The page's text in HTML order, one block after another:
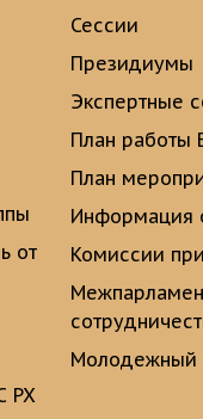
от
РХ
Сессии
Президиумы
Экспертные
План работы
План
Информация
Комиссии
Молодежный